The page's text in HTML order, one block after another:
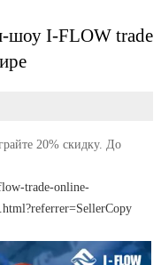
шоу I-FLOW trade
20% скидку. До
trade-online-